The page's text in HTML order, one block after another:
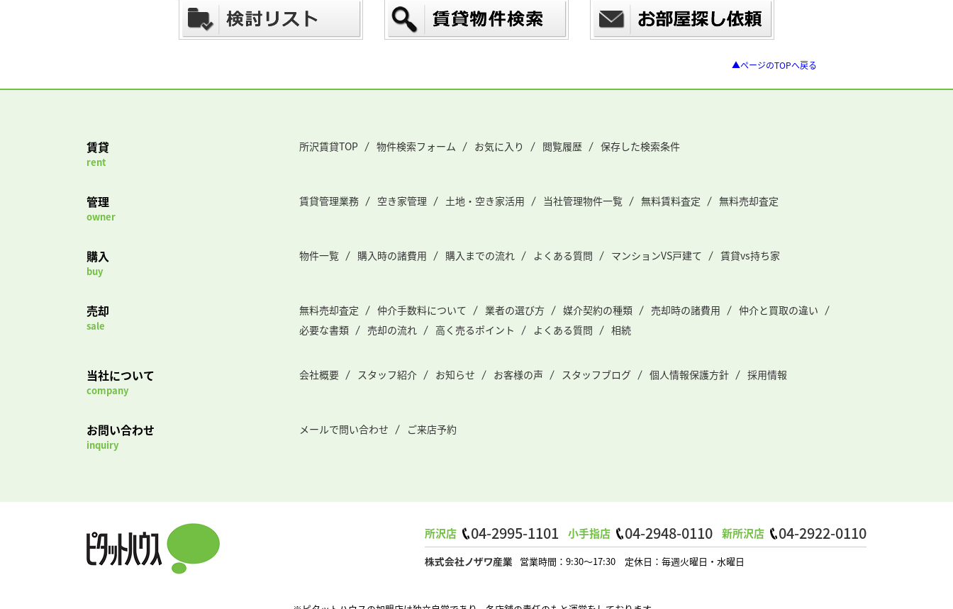
▲ページのTOPへ戻る
賃貸
rent
所沢賃貸TOP 物件検索フォーム お気に入り 閲覧履歴 保存した検索条件
管理
owner
賃貸管理業務 空き家管理 土地・空き家活用 当社管理物件一覧 無料賃料査定 無料売却査定
購入
buy
物件一覧 購入時の諸費用 購入までの流れ よくある質問 マンションVS戸建て 賃貸vs持ち家
売却
sale
無料売却査定 仲介手数料について 業者の選び方 媒介契約の種類 売却時の諸費用
仲介と買取の違い
必要な書類
売却の流れ 高く売るポイント よくある質問 相続
当社について
company
会社概要 スタッフ紹介 お知らせ お客様の声 スタッフブログ 個人情報保護方針 採用情報
お問い合わせ
inquiry
メールで問い合わせ ご来店予約
所沢店 04-2995-1101 小手指店 04-2948-0110 新所沢店 04-2922-0110
営業時間：9:30～17:30 定休日：毎週火曜日・水曜日